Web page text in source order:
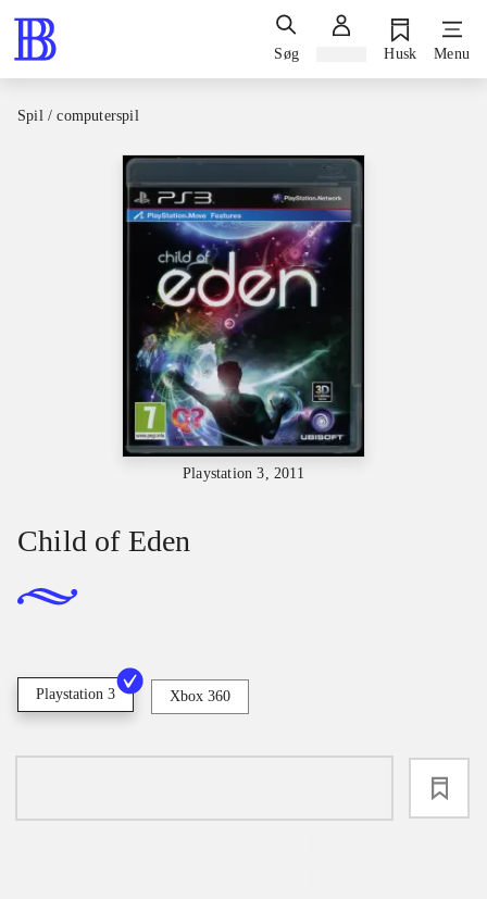
Søg Husk Menu
Spil / computerspil
Playstation 3, 2011
Child of Eden
Playstation 3 Xbox 360